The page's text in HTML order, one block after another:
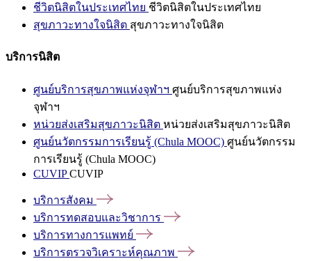
ชีวิตนิสิตในประเทศไทย ชีวิตนิสิตในประเทศไทย
สุขภาวะทางใจนิสิต สุขภาวะทางใจนิสิต
บริการนิสิต
ศูนย์บริการสุขภาพแห่งจุฬาฯ ศูนย์บริการสุขภาพแห่ง
จุฬาฯ
หน่วยส่งเสริมสุขภาวะนิสิต หน่วยส่งเสริมสุขภาวะนิสิต
ศูนย์นวัตกรรมการเรียนรู้ (Chula MOOC) ศูนย์นวัตกรรม
การเรียนรู้ (Chula MOOC)
CUVIPCUVIP
บริการสังคม
บริการทดสอบและวิชาการ
บริการทางการแพทย์
บริการตรวจวิเคราะห์คุณภาพ